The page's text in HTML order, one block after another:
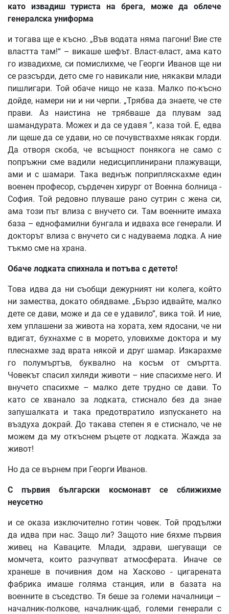
като извадиш туриста на брега, може да
облече
генералска униформа
и тогава ще е късно. „Във водата няма пагони! Вие сте
властта там!“ – викаше шефът. Власт-власт, ама като
го извадихме, си помислихме, че Георги Иванов ще ни
се разсърди, дето сме го навикали ние, някакви млади
пишлигари. Той обаче нищо не каза. Малко по-късно
дойде, намери ни и ни черпи. „Трябва да знаете, че сте
прави. Аз наистина не трябваше да плувам зад
шамандурата. Можех и да се удавя ”, каза той. Е, едва
ли щеше да се удави, но се почувствахме някак горди.
Да отворя скоба, че всъщност понякога не само с
попръжни сме вадили недисциплинирани плажуващи,
ами и с шамари. Така веднъж поприпляскахме един
военен професор, сърдечен хирург от Военна болница -
София. Той редовно плуваше рано сутрин с жена си,
ама този път влиза с внучето си. Там военните имаха
база – еднофамилни бунгала и идваха все генерали. И
докторът влиза с внучето си с надуваема лодка. А ние
тъкмо сме на храна.
Обаче лодката спихнала и потъва с детето!
Това идва да ни съобщи дежурният ни колега, който
ни замества, докато обядваме. „Бързо идвайте, малко
дете се дави, може и да се е удавило”, вика той. И ние,
хем уплашени за живота на хората, хем ядосани, че ни
вдигат, бухнахме с в морето, уловихме доктора и му
плеснахме зад врата някой и друг шамар. Изкарахме
го полумъртъв, буквално на косъм от смъртта.
Човекът спасил хиляди животи – ние спасихме него. И
внучето спасихме – малко дете трудно се дави. То
като се хванало за лодката, стиснало без да знае
запушалката и така предотвратило изпускането на
въздуха докрай. До такава степен я е стиснало, че не
можем да му откъснем ръцете от лодката. Жажда за
живот!
Но да се върнем при Георги Иванов.
С първия български космонавт се
сближихме
неусетно
и се оказа изключително готин човек. Той продължи
да идва при нас. Защо ли? Защото ние бяхме първия
живец на Каваците. Млади, здрави, шегуващи се
момчета, които разчупват атмосферата. Иначе се
хранеше в почивния дом на Хасково - цигарената
фабрика имаше голяма станция, или в базата на
военните в съседство. Тя беше за големи началници –
началник-полкове, началник-щаб, големи генерали с